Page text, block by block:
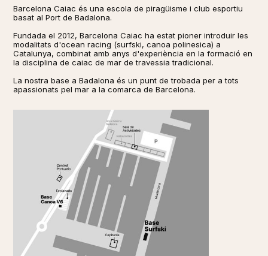
Barcelona Caiac és una escola de piragüisme i club esportiu
basat al Port de Badalona.
Fundada el 2012, Barcelona Caiac ha estat pioner introduir les
modalitats d'ocean racing (surfski, canoa polinesica) a
Catalunya, combinat amb anys d'experiència en la formació en
la disciplina de caiac de mar de travessia tradicional. ​​
La nostra base a Badalona és un punt de trobada per a tots
apassionats pel mar a la comarca de Barcelona.